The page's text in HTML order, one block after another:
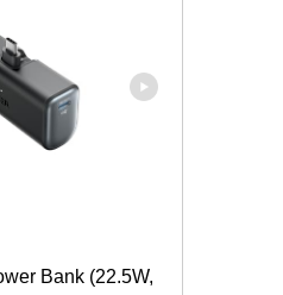
Bank (22.5W,